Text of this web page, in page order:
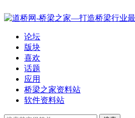
论坛
版块
喜欢
话题
应用
桥梁之家资料站
软件资料站